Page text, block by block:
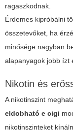
ragaszkodnak.
Érdemes kipróbálni
összetevőket, ha
minősége nagyban
alapanyagok jobb ízt
Nikotin és
A nikotinszint
eldobható e cigi
nikotinszinteket